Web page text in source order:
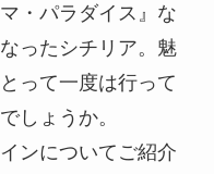
・パラダイス』な
ったシチリア。魅
って一度は行って
しょうか。
ンについてご紹介